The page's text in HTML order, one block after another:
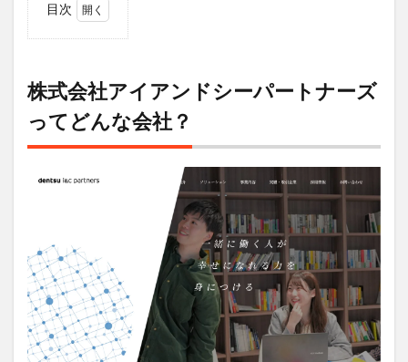
目次
アイ
アン
ドシ
ーパ
ート
ズっ
社？
1.1
株式
会社
アイ
アン
株式会社アイアンドシーパートナーズ
ってどんな会社？